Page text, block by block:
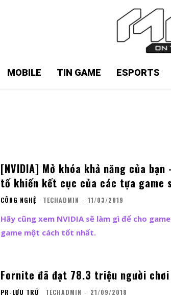
MOBILE TIN GAME ESPORTS
[NVIDIA] Mở khóa khả năng của
tố khiến kết cục của các tựa game
CÔNG NGHỆ TECHADMIN - 11/03/2019
Hãy cũng xem NVIDIA sẽ làm gì để cho
game một cách tốt nhất.
Fornite đã đạt 78.3 triệu người
PR-LƯU TRỮ TECHADMIN - 21/09/2018